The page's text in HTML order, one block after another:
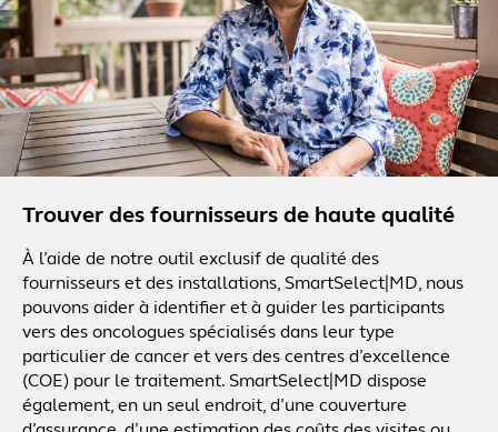
Trouver des fournisseurs de haute qualité
À l’aide de notre outil exclusif de qualité des
fournisseurs et des installations, SmartSelect|MD, nous
pouvons aider à identifier et à guider les participants
vers des oncologues spécialisés dans leur type
particulier de cancer et vers des centres d’excellence
(COE) pour le traitement. SmartSelect|MD dispose
également, en un seul endroit, d’une couverture